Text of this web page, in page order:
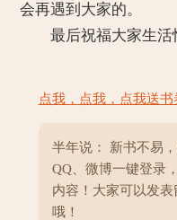
会再遇到大家的。
最后祝福大家生活
点我，点我，点我送书
半年说： 新书不易
QQ、微博一键登录
内容！大家可以发
哦！